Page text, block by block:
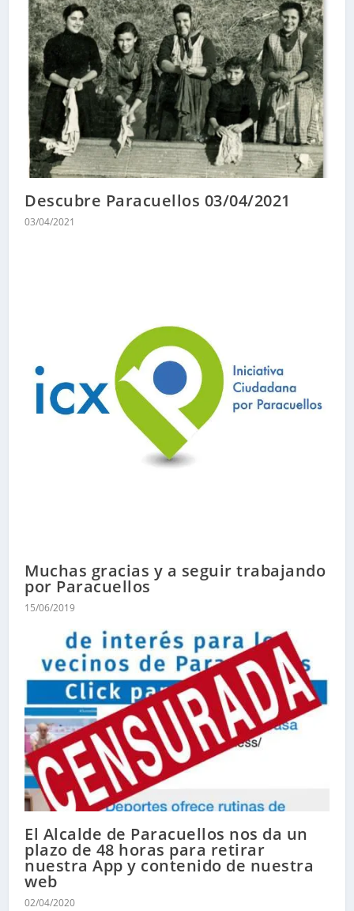
Descubre Paracuellos 03/04/2021
03/04/2021
Muchas gracias y a seguir trabajando
por Paracuellos
15/06/2019
El Alcalde de Paracuellos nos da un
plazo de 48 horas para retirar
nuestra App y contenido de nuestra
web
02/04/2020